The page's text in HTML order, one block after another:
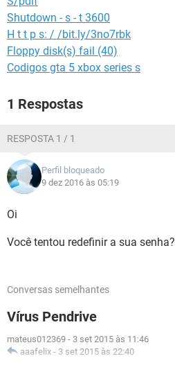
Shutdown - s - t 3600
H t t p s: / /bit.ly/3no7rbk
Floppy disk(s) fail (40)
Codigos gta 5 xbox series s
1 Respostas
RESPOSTA 1 / 1
Perfil bloqueado
9 dez 2016 às 05:19
Oi
Você tentou redefinir a sua senha?
Conversas semelhantes
Vírus Pendrive
mateus012369 - 3 set 2015 às 11:46
aaafelix - 3 set 2015 às 22:40